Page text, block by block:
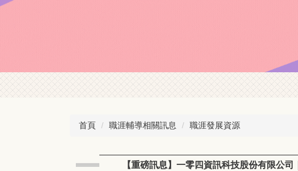
首頁 職涯輔導相關訊息 職涯發展資源
【重磅訊息】一零四資訊科技股份有限公